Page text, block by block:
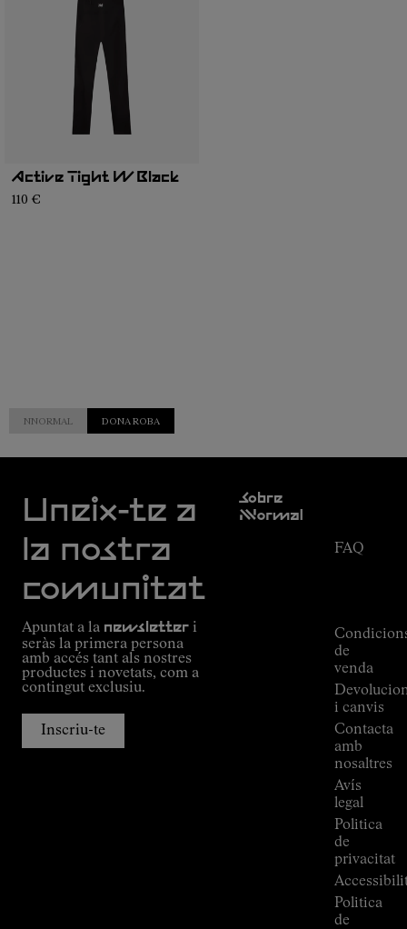
Active Tight W Black
110 €
NNORMAL DONA ROBA
Uneix-te a
la nostra
comunitat
Apuntat a la newsletter i
seràs la primera persona
amb accés tant als nostres
productes i novetats, com a
contingut exclusiu.
Inscriu-te
Sobre
Nnormal
FAQ
de
venda
i canvis
Contacta
amb
nosaltres
Avís
legal
Politica
de
privacitat
Politica
de